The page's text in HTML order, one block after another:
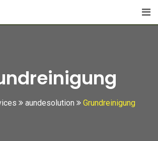
aundesolution Grundreinigung